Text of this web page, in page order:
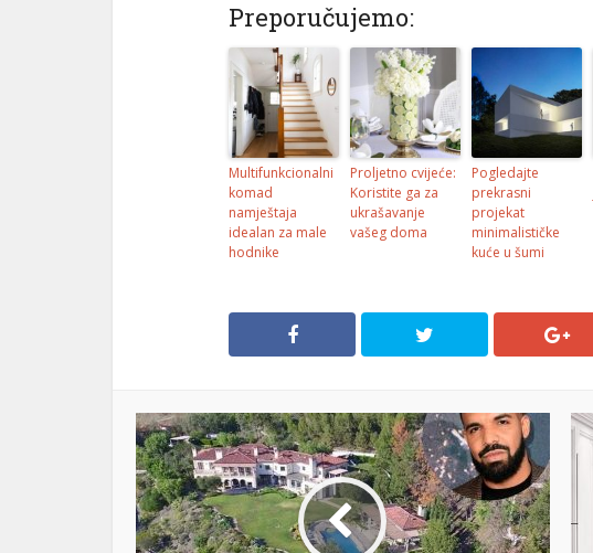
Preporučujemo:
Multifunkcionalni
komad
namještaja
idealan za male
hodnike
Proljetno cvijeće:
Koristite ga za
ukrašavanje
vašeg doma
Pogledajte
prekrasni
projekat
minimalističke
kuće u šumi